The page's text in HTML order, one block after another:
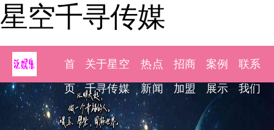
星空千寻传媒
首
页
关于星空
千寻传媒
热点
新闻
招商
加盟
案例
展示
联系
我们